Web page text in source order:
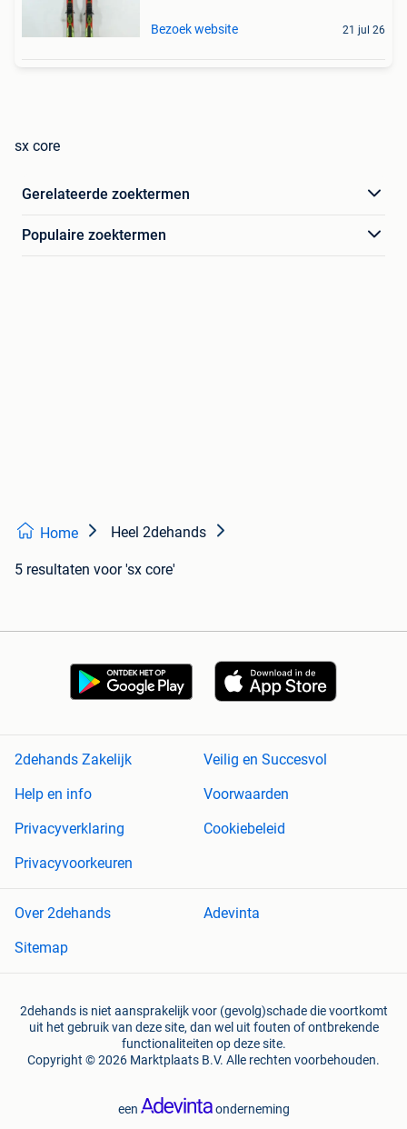
Bezoek website 21 jul 26
sx core
Gerelateerde zoektermen
Populaire zoektermen
Home Heel 2dehands
5 resultaten voor 'sx core'
2dehands Zakelijk
Veilig en Succesvol
Help en info
Voorwaarden
Privacyverklaring
Cookiebeleid
Privacyvoorkeuren
Over 2dehands
Adevinta
Sitemap
2dehands is niet aansprakelijk voor (gevolg)schade die voortkomt
uit het gebruik van deze site, dan wel uit fouten of ontbrekende
functionaliteiten op deze site.
Copyright © 2026 Marktplaats B.V. Alle rechten voorbehouden.
een onderneming